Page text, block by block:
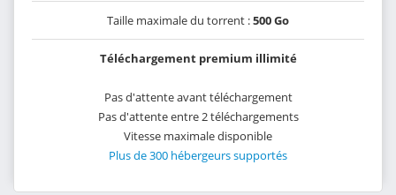
Taille maximale du torrent :500 Go
Téléchargement premium illimité
Pas d'attente avant téléchargement
Pas d'attente entre 2 téléchargements
Vitesse maximale disponible
Plus de 300 hébergeurs supportés